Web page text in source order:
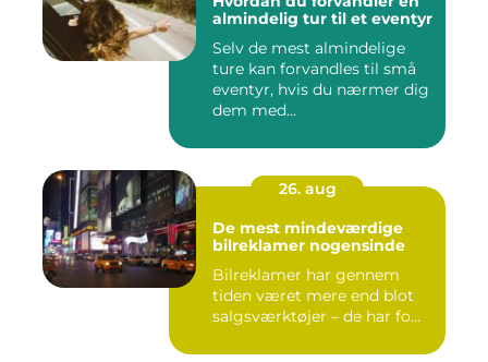
almindelig tur til et eventyr
Selv de mest almindelige
ture kan forvandles til små
eventyr, hvis du nærmer dig
dem med...
26. aug
De mest mindeværdige
bilreklamer nogensinde
Bilreklamer har gennem
tiden været mere end blot
salgsværktøjer – de har fo...